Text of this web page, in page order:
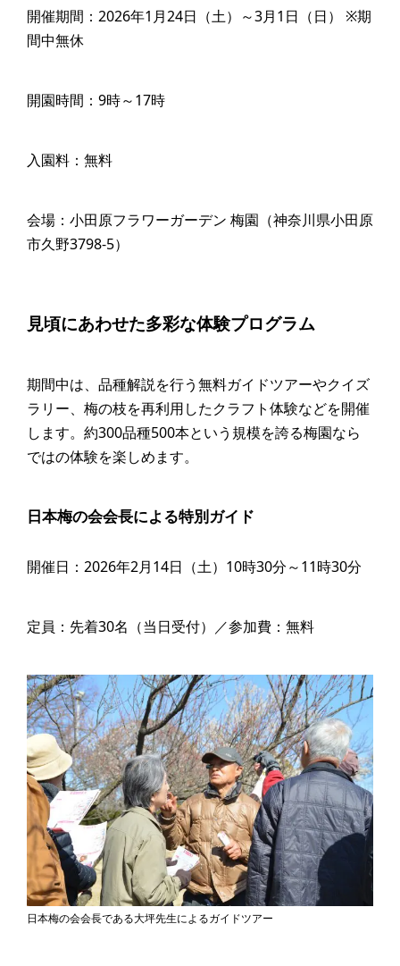
開催期間：2026年1月24日（土）～3月1日（日） ※期
間中無休
開園時間：9時～17時
入園料：無料
会場：小田原フラワーガーデン 梅園（神奈川県小田原
市久野3798-5）
見頃にあわせた多彩な体験プログラム
期間中は、品種解説を行う無料ガイドツアーやクイズ
ラリー、梅の枝を再利用したクラフト体験などを開催
します。約300品種500本という規模を誇る梅園なら
ではの体験を楽しめます。
日本梅の会会長による特別ガイド
開催日：2026年2月14日（土）10時30分～11時30分
定員：先着30名（当日受付）／参加費：無料
日本梅の会会長である大坪先生によるガイドツアー